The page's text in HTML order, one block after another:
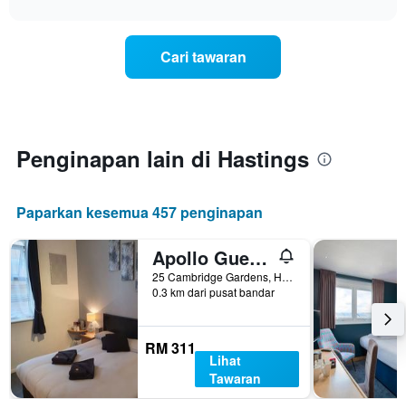
mempunyai
1
yang
hari
dalam
seminggu.
Carta
mempunyai
1
paksi
yang
Cari tawaran
Penginapan lain di Hastings
Paparkan kesemua 457 penginapan
Apollo Guest House
25 Cambridge Gardens, Hastings, United Kingdom
0.3 km dari pusat bandar
RM 311
Lihat
Tawaran